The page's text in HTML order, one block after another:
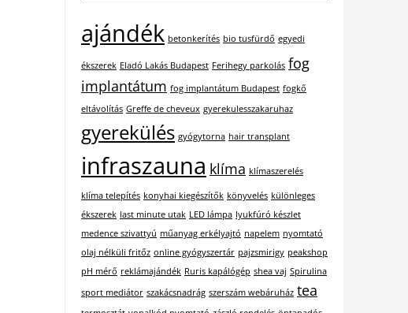
ajándék betonkerítés bio tusfürdő egyedi
ékszerek Eladó Lakás Budapest Ferihegy parkolás fog
implantátum fog implantátum Budapest fogkő
eltávolítás Greffe de cheveux gyerekulesszakaruhaz
gyerekülés gyógytorna hair transplant
infraszauna klíma klímaszerelés
klíma telepítés konyhai kiegészítők könyvelés különleges
ékszerek last minute utak LED lámpa lyukfúró készlet
medence szivattyú műanyag erkélyajtó napelem nyomtató
olaj nélküli fritőz online gyógyszertár pajzsmirigy peakshop
pH mérő reklámajándék Ruris kapálógép shea vaj Spirulina
sport mediátor szakácsnadrág szerszám webáruház tea